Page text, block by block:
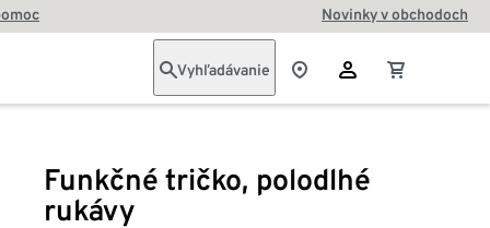
Novinky v obchodoch
Vyhľadávanie
Funkčné tričko, polodlhé
rukávy